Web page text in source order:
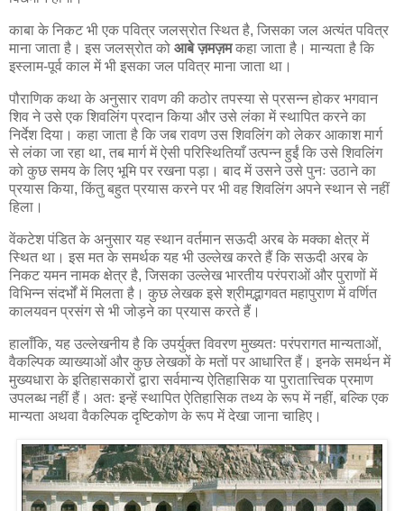
काबा के निकट भी एक पवित्र जलस्रोत स्थित है, जिसका जल अत्यंत पवित्र
माना जाता है। इस जलस्रोत को आबे ज़मज़मकहा जाता है। मान्यता है कि
इस्लाम-पूर्व काल में भी इसका जल पवित्र माना जाता था।
पौराणिक कथा के अनुसार रावण की कठोर तपस्या से प्रसन्न होकर भगवान
शिव ने उसे एक शिवलिंग प्रदान किया और उसे लंका में स्थापित करने का
निर्देश दिया। कहा जाता है कि जब रावण उस शिवलिंग को लेकर आकाश मार्ग
से लंका जा रहा था, तब मार्ग में ऐसी परिस्थितियाँ उत्पन्न हुईं कि उसे शिवलिंग
को कुछ समय के लिए भूमि पर रखना पड़ा। बाद में उसने उसे पुनः उठाने का
प्रयास किया, किंतु बहुत प्रयास करने पर भी वह शिवलिंग अपने स्थान से नहीं
हिला।
वेंकटेश पंडित के अनुसार यह स्थान वर्तमान सऊदी अरब के मक्का क्षेत्र में
स्थित था। इस मत के समर्थक यह भी उल्लेख करते हैं कि सऊदी अरब के
निकट यमन नामक क्षेत्र है, जिसका उल्लेख भारतीय परंपराओं और पुराणों में
विभिन्न संदर्भों में मिलता है। कुछ लेखक इसे श्रीमद्भागवत महापुराण में वर्णित
कालयवन प्रसंग से भी जोड़ने का प्रयास करते हैं।
हालाँकि, यह उल्लेखनीय है कि उपर्युक्त विवरण मुख्यतः परंपरागत मान्यताओं,
वैकल्पिक व्याख्याओं और कुछ लेखकों के मतों पर आधारित हैं। इनके समर्थन में
मुख्यधारा के इतिहासकारों द्वारा सर्वमान्य ऐतिहासिक या पुरातात्त्विक प्रमाण
उपलब्ध नहीं हैं। अतः इन्हें स्थापित ऐतिहासिक तथ्य के रूप में नहीं, बल्कि एक
मान्यता अथवा वैकल्पिक दृष्टिकोण के रूप में देखा जाना चाहिए।